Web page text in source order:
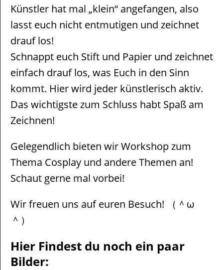
Künstler hat mal „klein“ angefangen, also
lasst euch nicht entmutigen und zeichnet
drauf los!
Schnappt euch Stift und Papier und zeichnet
einfach drauf los, was Euch in den Sinn
kommt. Hier wird jeder künstlerisch aktiv.
Das wichtigste zum Schluss habt Spaß am
Zeichnen!
Gelegendlich bieten wir Workshop zum
Thema Cosplay und andere Themen an!
Schaut gerne mal vorbei!
Wir freuen uns auf euren Besuch! （＾ω
＾）
Hier Findest du noch ein paar
Bilder: